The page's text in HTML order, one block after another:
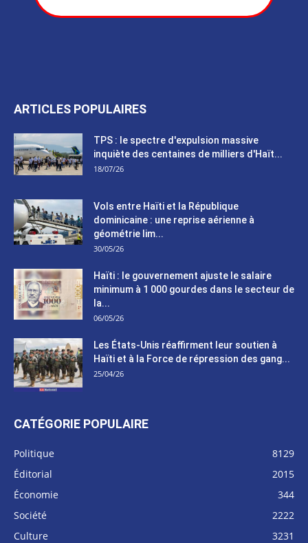
ARTICLES POPULAIRES
TPS : le spectre d'expulsion massive
inquiète des centaines de milliers d'Haït...
18/07/26
Vols entre Haïti et la République
dominicaine : une reprise aérienne à
géométrie lim...
30/05/26
Haïti : le gouvernement ajuste le salaire
minimum à 1 000 gourdes dans le secteur de
la...
06/05/26
Les États-Unis réaffirment leur soutien à
Haïti et à la Force de répression des gang...
25/04/26
CATÉGORIE POPULAIRE
Politique
8129
Éditorial
2015
Économie
344
Société
2222
Culture
3231